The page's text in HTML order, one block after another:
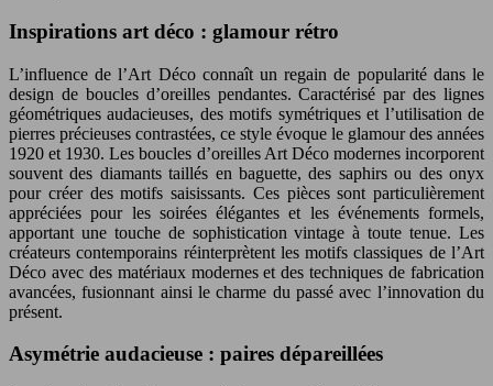
Inspirations art déco : glamour rétro
L’influence de l’Art Déco connaît un regain de popularité dans le
design de boucles d’oreilles pendantes. Caractérisé par des lignes
géométriques audacieuses, des motifs symétriques et l’utilisation de
pierres précieuses contrastées, ce style évoque le glamour des années
1920 et 1930. Les boucles d’oreilles Art Déco modernes incorporent
souvent des diamants taillés en baguette, des saphirs ou des onyx
pour créer des motifs saisissants. Ces pièces sont particulièrement
appréciées pour les soirées élégantes et les événements formels,
apportant une touche de sophistication vintage à toute tenue. Les
créateurs contemporains réinterprètent les motifs classiques de l’Art
Déco avec des matériaux modernes et des techniques de fabrication
avancées, fusionnant ainsi le charme du passé avec l’innovation du
présent.
Asymétrie audacieuse : paires dépareillées